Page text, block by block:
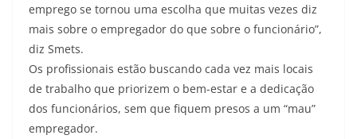
emprego se tornou uma escolha que muitas vezes diz
mais sobre o empregador do que sobre o funcionário”,
diz Smets.
Os profissionais estão buscando cada vez mais locais
de trabalho que priorizem o bem-estar e a dedicação
dos funcionários, sem que fiquem presos a um “mau”
empregador.